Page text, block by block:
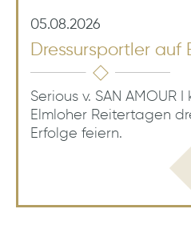
05.08.2026
Dressursportler auf
Serious v. SAN AMOUR
Elmloher Reitertagen
Erfolge feiern.